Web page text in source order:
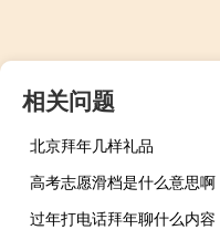
相关问题
北京拜年几样礼品
高考志愿滑档是什么意思啊
过年打电话拜年聊什么内容